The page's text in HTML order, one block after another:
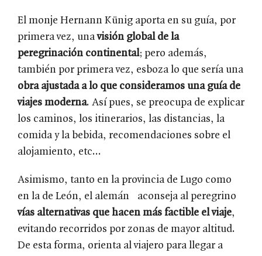
El monje Hernann Künig aporta en su guía, por
primera vez, unavisión global de la
peregrinación continental; pero además,
también por primera vez, esboza lo que sería una
obra ajustada a lo que consideramos una guía de
viajes moderna. Así pues, se preocupa de explicar
los caminos, los itinerarios, las distancias, la
comida y la bebida, recomendaciones sobre el
alojamiento, etc…
Asimismo, tanto en la provincia de Lugo como
en la de León, el alemán aconseja al peregrino
vías alternativas que hacen más factible el viaje,
evitando recorridos por zonas de mayor altitud.
De esta forma, orienta al viajero para llegar a